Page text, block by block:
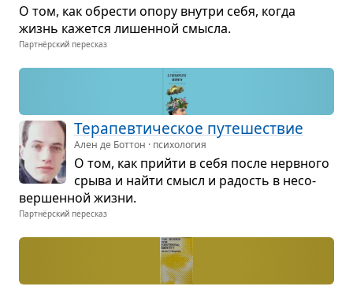
О том, как обре­сти опору вну­три себя, когда
жизнь кажется лишен­ной смысла.
Партнёрский пересказ
Тера­пев­ти­че­ское путе­ше­ствие
Ален де Боттон · психология
О том, как прийти в себя после нерв­ного
срыва и найти смысл и радость в несо­
вер­шен­ной жизни.
Партнёрский пересказ